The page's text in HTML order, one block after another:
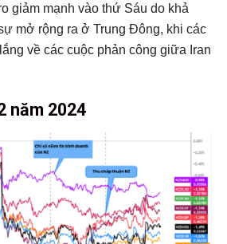
giảm mạnh vào thứ Sáu do khả
mở rộng ra ở Trung Đông, khi các
về các cuộc phản công giữa Iran
năm 2024